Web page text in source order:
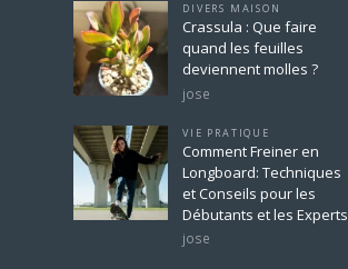
DIVERS MAISON
Crassula : Que faire
quand les feuilles
deviennent molles ?
jose
VIE PRATIQUE
Comment Freiner en
Longboard: Techniques
et Conseils pour les
Débutants et les Experts
jose